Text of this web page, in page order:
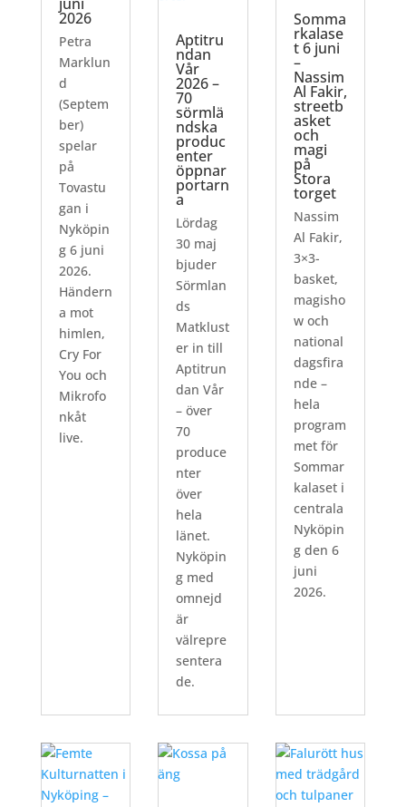
2026
Petra
Marklun
d
(Septem
ber)
spelar
på
Tovastu
gan i
Nyköpin
g 6 juni
2026.
Händern
a mot
himlen,
Cry For
You och
Mikrofo
nkåt
live.
Aptitru
ndan
Vår
2026 –
70
sörmlä
ndska
produc
enter
öppnar
portarn
a
Lördag
30 maj
bjuder
Sörmlan
ds
Matklust
er in till
Aptitrun
dan Vår
– över
70
produce
nter
över
hela
länet.
Nyköpin
g med
omnejd
är
välrepre
sentera
de.
Somma
rkalase
t 6 juni
–
Nassim
Al Fakir,
streetb
asket
och
magi
på
Stora
torget
Nassim
Al Fakir,
3×3-
basket,
magisho
w och
national
dagsfira
nde –
hela
program
met för
Sommar
kalaset i
centrala
Nyköpin
g den 6
juni
2026.